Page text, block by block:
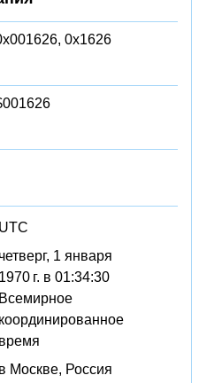
0x1626
UTC
четверг, 1 января
1970 г. в 01:34:30
Всемирное
координированное
время
в Москве, Россия